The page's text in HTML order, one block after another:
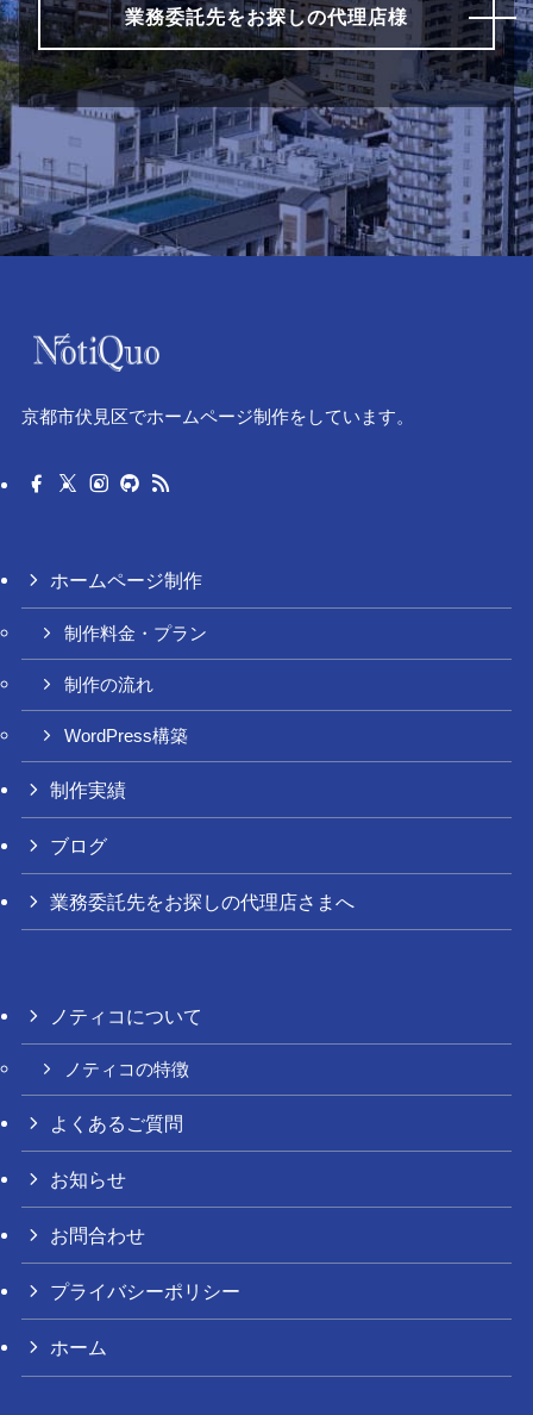
業務委託先をお探しの代理店様
京都市伏見区でホームページ制作をしています。
ホームページ制作
制作料金・プラン
制作の流れ
WordPress構築
制作実績
ブログ
業務委託先をお探しの代理店さまへ
ノティコについて
ノティコの特徴
よくあるご質問
お知らせ
お問合わせ
プライバシーポリシー
ホーム